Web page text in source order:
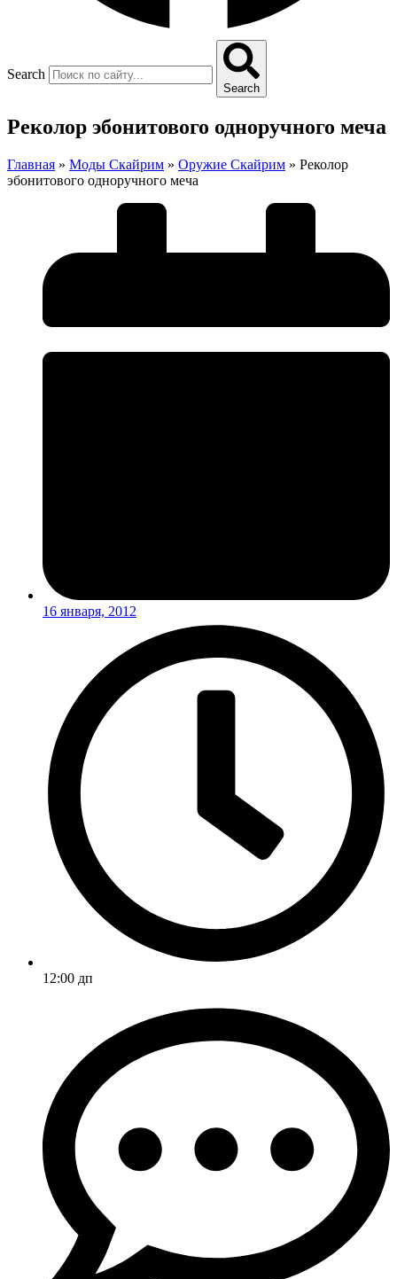
Search
Search
Реколор эбонитового одноручного меча
Главная » Моды Скайрим » Оружие Скайрим » Реколор
эбонитового одноручного меча
16 января, 2012
12:00 дп